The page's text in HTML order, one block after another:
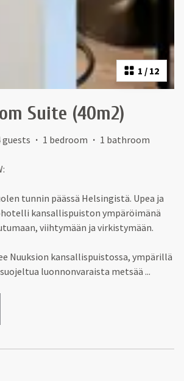
1 / 12
Suite (40m2)
guests · 1 bedroom · 1 bathroom
tunnin päässä Helsingistä. Upea ja
kansallispuiston ympäröimänä
viihtymään ja virkistymään.
Nuuksion kansallispuistossa, ympärillä
luonnonvaraista metsää ...